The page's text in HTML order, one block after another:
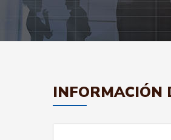
INFORMACIÓN